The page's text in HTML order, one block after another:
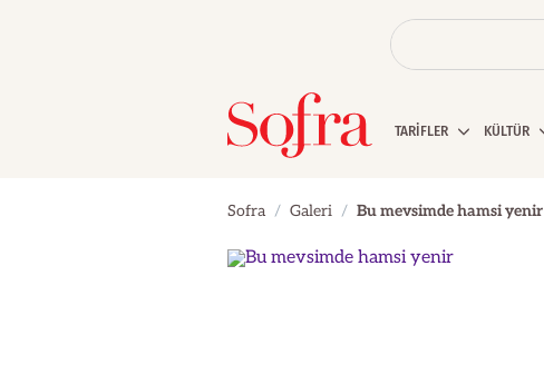
TARİFLER KÜLTÜR
Sofra Galeri Bu mevsimde hamsi yenir